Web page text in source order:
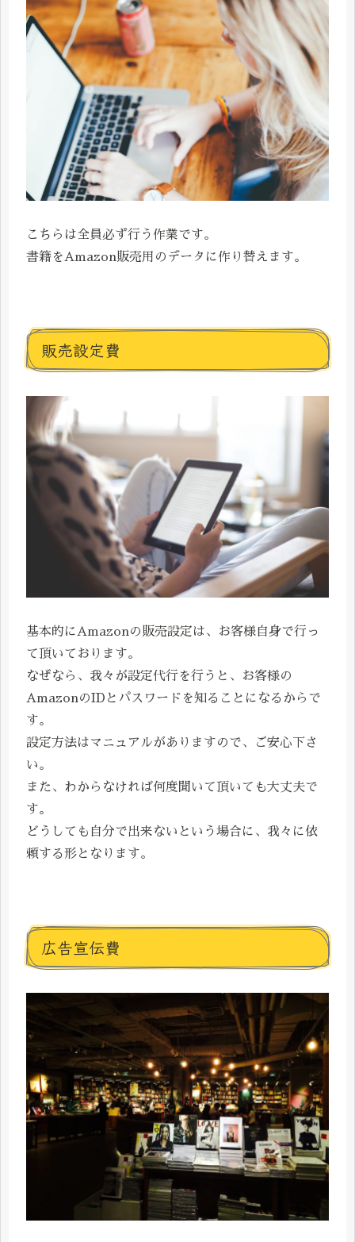
こちらは全員必ず行う作業です。
書籍をAmazon販売用のデータに作り替えます。
販売設定費
基本的にAmazonの販売設定は、お客様自身で行っ
て頂いております。
なぜなら、我々が設定代行を行うと、お客様の
AmazonのIDとパスワードを知ることになるからで
す。
設定方法はマニュアルがありますので、ご安心下さ
い。
また、わからなければ何度聞いて頂いても大丈夫で
す。
どうしても自分で出来ないという場合に、我々に依
頼する形となります。
広告宣伝費